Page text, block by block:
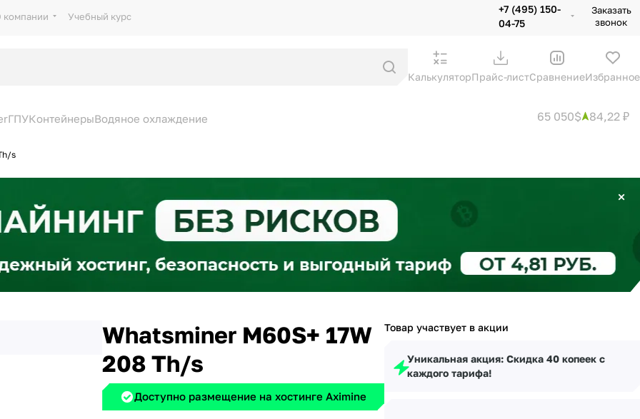
компании Учебный курс
+7 (495) 150-
04-75
Заказать
звонок
КалькуляторПрайс-листСравнениеИзбранное
ГПУКонтейнерыВодяное охлаждение 65 050$ 84,22 ₽
s
×
Whatsminer M60S+ 17W
208 Th/s
Доступно размещение на хостинге Aximine
Товар участвует в акции
Уникальная акция: Скидка 40 копеек с
каждого тарифа!